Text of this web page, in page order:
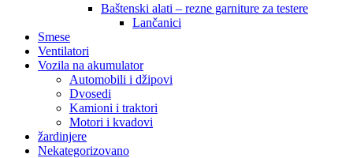
Baštenski alati – rezne garniture za testere
Lančanici
Smese
Ventilatori
Vozila na akumulator
Automobili i džipovi
Dvosedi
Kamioni i traktori
Motori i kvadovi
žardinjere
Nekategorizovano